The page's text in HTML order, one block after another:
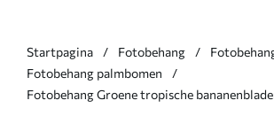
Startpagina Fotobehang
Fotobehang palmbomen
Fotobehang Groene tropische